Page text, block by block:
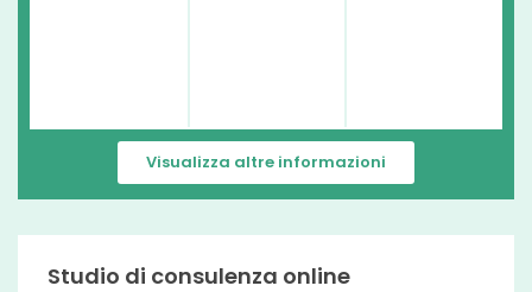
gotta
Diverticolite
Esofagite da reflusso
Steatosi epatica non alcolica (NAFLD)
Visualizza altre informazioni
Studio di consulenza online